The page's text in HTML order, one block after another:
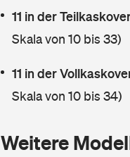
11 in der
Skala von 10 bis 33)
11 in der
Skala von 10 bis 34)
Weitere